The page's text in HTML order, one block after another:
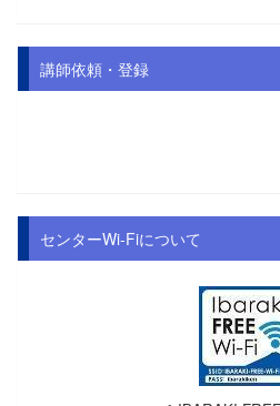
講師依頼・登録
センターWi-Fiについて